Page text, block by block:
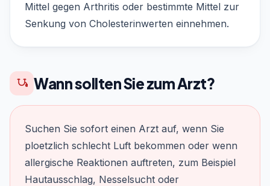
Mittel gegen Arthritis oder bestimmte Mittel zur
Senkung von Cholesterinwerten einnehmen.
Wann sollten Sie zum Arzt?
Suchen Sie sofort einen Arzt auf, wenn Sie
ploetzlich schlecht Luft bekommen oder wenn
allergische Reaktionen auftreten, zum Beispiel
Hautausschlag, Nesselsucht oder